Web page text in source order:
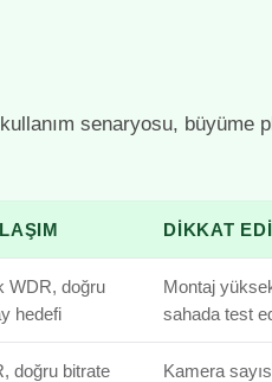
senaryosu, büyüme
DIKKAT
WDR, doğru
hedefi
Montaj
sahada test
doğru bitrate
Kamera